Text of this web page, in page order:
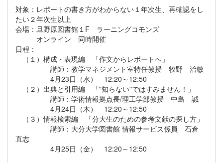
対象：レポートの書き方がわからない１年次生、再確認をし
たい２年次生以上
会場：旦野原図書館１F ラーニングコモンズ
オンライン 同時開催
日程：
（１）構成・表現編 「作文からレポートへ」
講師：教学マネジメント室特任教授 牧野 治敏
4月23日（水） 12:20～12:50
（２）出典と引用編 「"知らない"ではすみません！」
講師：学術情報拠点長/理工学部教授 中島 誠
4月24日（木） 12:20～12:50
（３）情報検索編 「分大生のための参考文献の探し方」
講師：大分大学図書館 情報サービス係員 石倉
直志
4月25日（金） 12:20～12:50